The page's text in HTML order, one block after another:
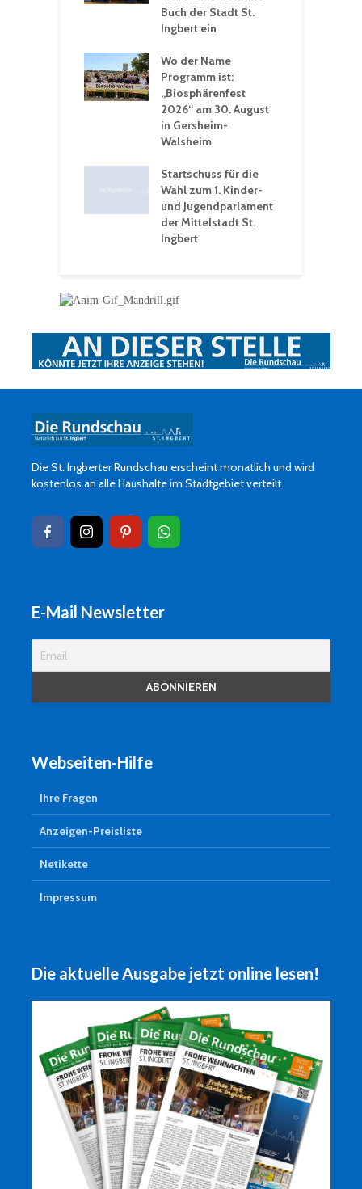
Buch der Stadt St.
Ingbert ein
Wo der Name
Programm ist:
„Biosphärenfest
2026“ am 30. August
in Gersheim-
Walsheim
Startschuss für die
Wahl zum 1. Kinder-
und Jugendparlament
der Mittelstadt St.
Ingbert
Die St. Ingberter Rundschau erscheint monatlich und wird
kostenlos an alle Haushalte im Stadtgebiet verteilt.
E-Mail Newsletter
Webseiten-Hilfe
Ihre Fragen
Anzeigen-Preisliste
Netikette
Impressum
Die aktuelle Ausgabe jetzt online lesen!